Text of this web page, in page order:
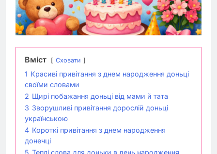
Вміст Сховати
1 Красиві привітання з днем народження доньці
своїми словами
2 Щирі побажання доньці від мами й тата
3 Зворушливі привітання дорослій доньці
українською
4 Короткі привітання з днем народження
донечці
5 Теплі слова для доньки в день народження